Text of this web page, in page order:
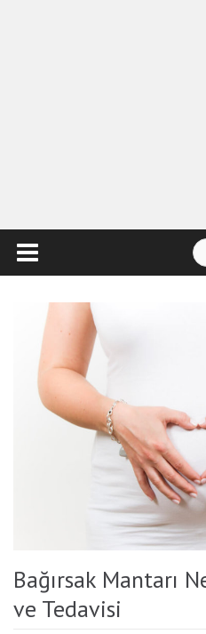
Bağırsak Mantarı
ve Tedavisi